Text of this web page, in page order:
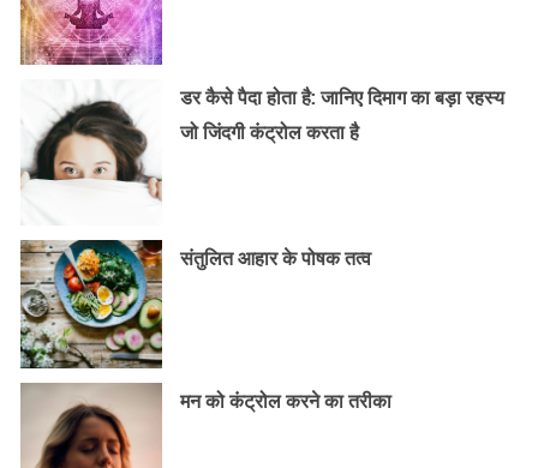
डर कैसे पैदा होता है: जानिए दिमाग का बड़ा रहस्य
जो जिंदगी कंट्रोल करता है
संतुलित आहार के पोषक तत्व
मन को कंट्रोल करने का तरीका